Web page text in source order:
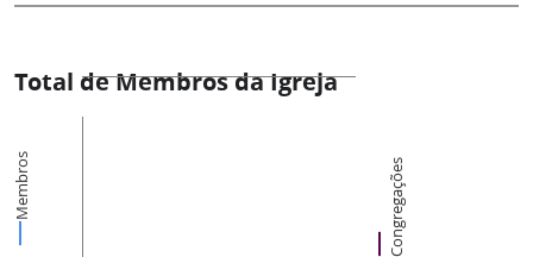
Total de Membros da Igreja
Membros Congregações